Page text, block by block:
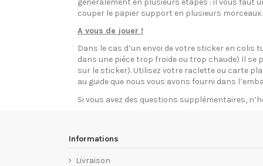
généralement en plusieurs étapes : il vous faut
couper le papier support en plusieurs morceaux.
A vous de jouer !
Dans le cas d’un envoi de votre sticker en
dans une pièce trop froide ou trop chaude) Il
sur le sticker). Utilisez votre raclette ou carte
au guide que nous vous avons fourni dans
Si vous avez des questions supplémentaires,
Informations
Livraison